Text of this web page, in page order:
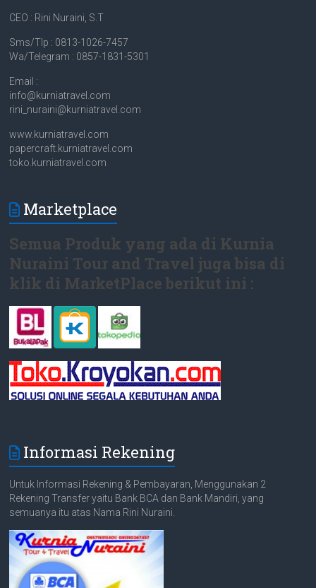
CEO : Rini Nuraini, S.T
Sms/Tlp : 0813-1026-7457
Wa/Telegram : 0857-1831-5301
Email :
info@kurniatravel.com
rini_nuraini@kurniatravel.com
www.kurniatravel.com
papercraft.kurniatravel.com
toko.kurniatravel.com
Marketplace
Semua Produk yang ada di Kurnia
Nuraini Tour and Travel juga bisa di
klik di MarketPlace berikut ini :
Informasi Rekening
Untuk Informasi Rekening & Pembayaran, Menggunakan 2
Rekening Transfer yaitu Bank BCA dan Bank Mandiri, yang
semuanya itu atas Nama Rini Nuraini.